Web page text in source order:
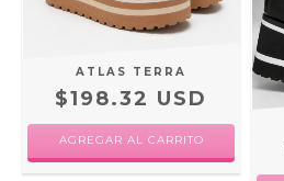
ATLAS TERRA
$198.32 USD
AGREGAR AL CARRITO